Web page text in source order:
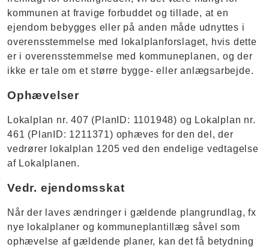
kommunen at fravige forbuddet og tillade, at en
ejendom bebygges eller på anden måde udnyttes i
overensstemmelse med lokalplanforslaget, hvis dette
er i overensstemmelse med kommuneplanen, og der
ikke er tale om et større bygge- eller anlægsarbejde.
Ophævelser
Lokalplan nr. 407 (PlanID: 1101948) og Lokalplan nr.
461 (PlanID: 1211371) ophæves for den del, der
vedrører lokalplan 1205 ved den endelige vedtagelse
af Lokalplanen.
Vedr. ejendomsskat
Når der laves ændringer i gældende plangrundlag, fx
nye lokalplaner og kommuneplantillæg såvel som
ophævelse af gældende planer, kan det få betydning